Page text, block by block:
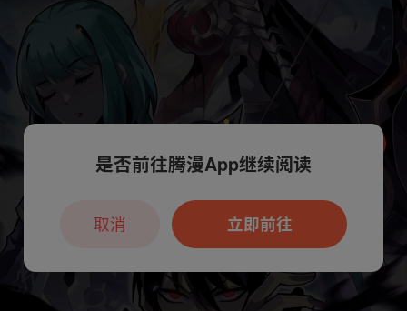
本章节仅支持App阅读，可打开App新用
户7天免费看
是否前往腾漫App继续阅读
立即前往
取消